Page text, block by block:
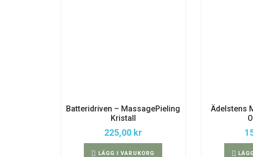
Batteridriven – MassagePieling
Kristall
225,00 kr
LÄGG I VARUKORG
Ädelstens